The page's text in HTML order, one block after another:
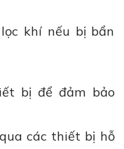
khí nếu bị bẩn
bị để đảm bảo
các thiết bị hỗ